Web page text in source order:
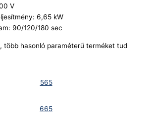
V
6,65 kW
90/120/180 sec
több hasonló paraméterű terméket tud
565
665